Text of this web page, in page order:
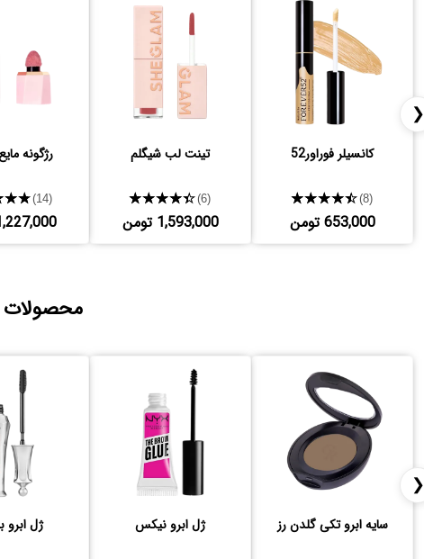
❮
کانسیلر فوراور52
★★★★★(8)
653,000 تومن
تینت لب شیگلم
★★★★★(6)
1,593,000 تومن
رژگونه
(14)
1,227,000
محصولات
❮
سایه ابرو تکی گلدن رز ژل ابرو نیکس ژل ابرو